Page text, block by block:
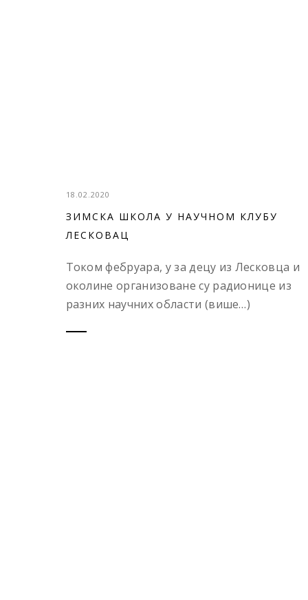
18.02.2020
ЗИМСКА ШКОЛА У НАУЧНОМ КЛУБУ
ЛЕСКОВАЦ
Током фебруара, у за децу из Лесковца и
околине организоване су радионице из
разних научних области (више…)